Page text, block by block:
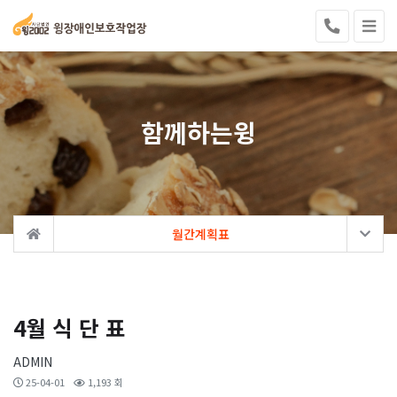
함께하는윙
월간계획표
4월 식 단 표
ADMIN
25-04-01 1,193 회